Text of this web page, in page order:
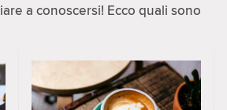
a conoscersi! Ecco quali sono